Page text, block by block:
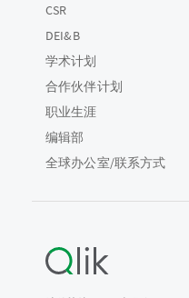
CSR
DEI&B
学术计划
合作伙伴计划
职业生涯
编辑部
全球办公室/联系方式